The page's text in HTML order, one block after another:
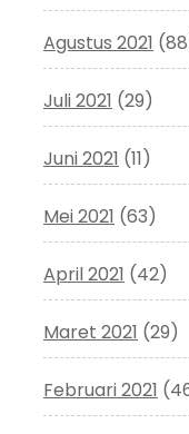
Agustus 2021
Juli 2021 (29)
Juni 2021 (11)
Mei 2021 (63)
April 2021 (42)
Maret 2021 (29)
Februari 2021